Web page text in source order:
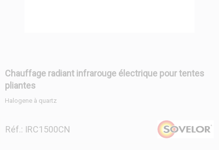
Chauffage radiant infrarouge électrique pour tentes
pliantes
Halogene à quartz
Réf.: IRC1500CN